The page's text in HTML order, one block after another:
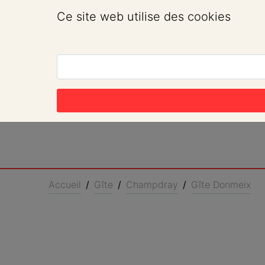
Ce site web utilise des cookies
Accueil / Gîte / Champdray / Gîte Donmeix